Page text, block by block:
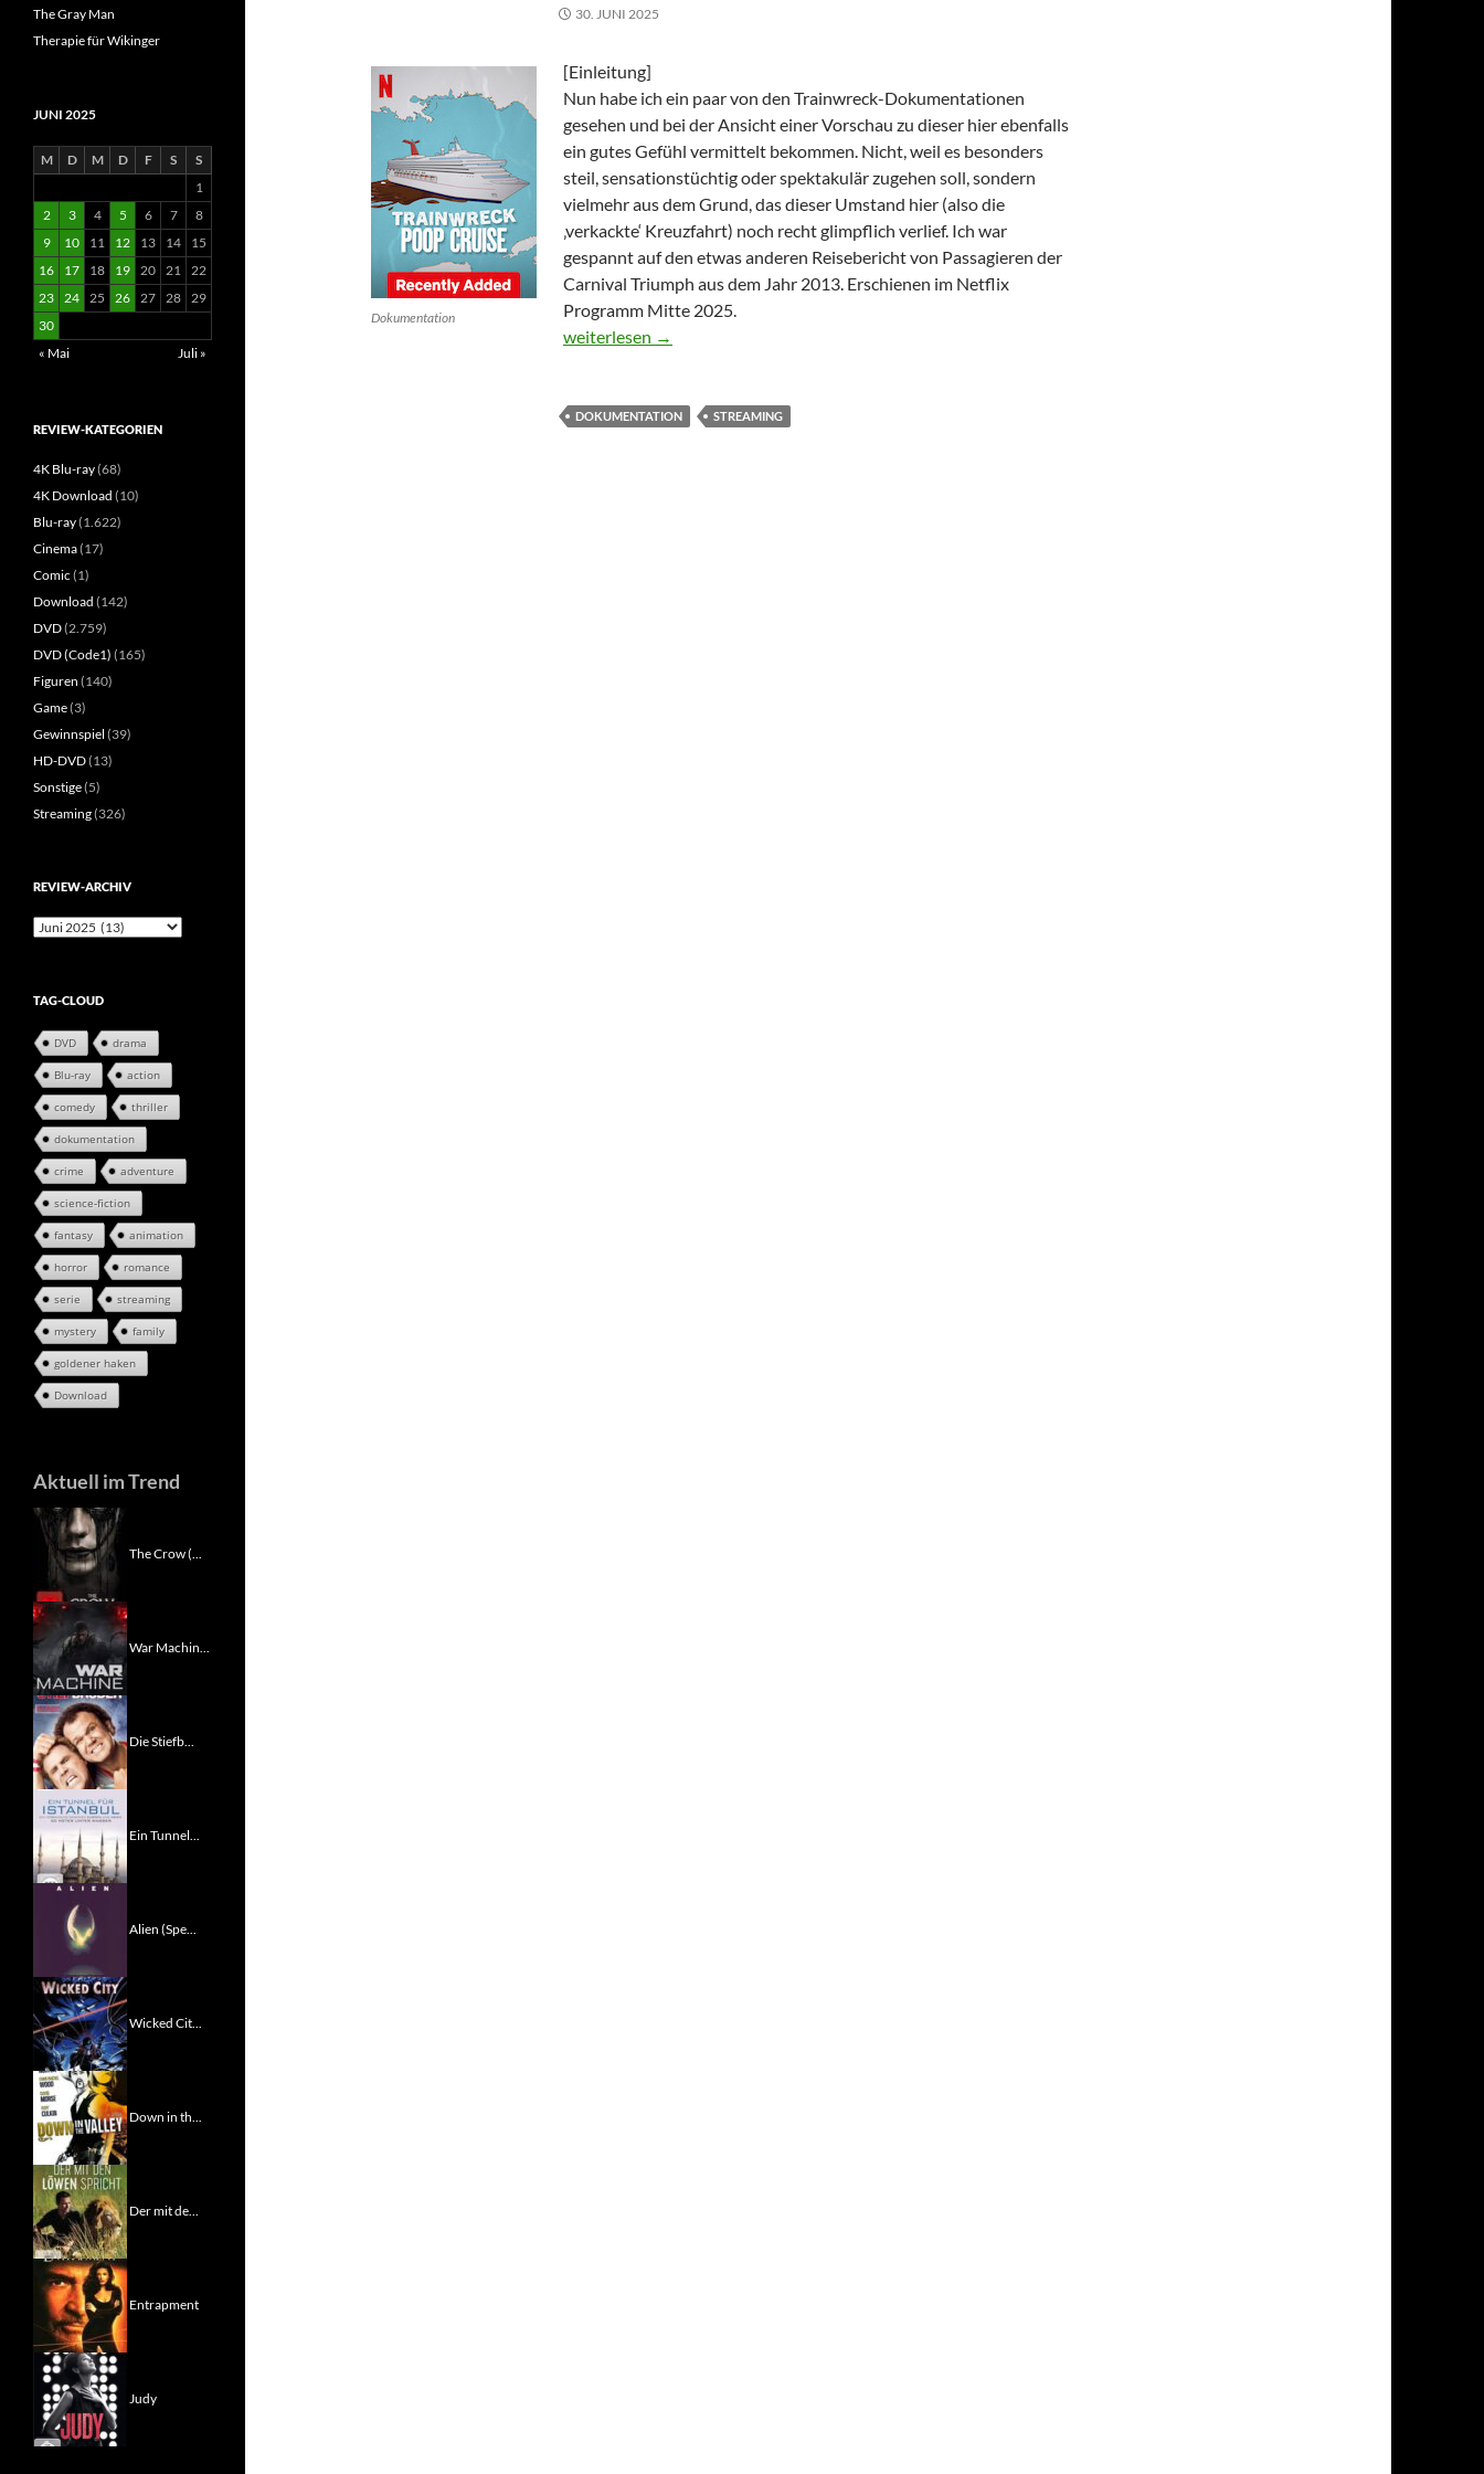
30. JUNI 2025
Dokumentation
[Einleitung]
Nun habe ich ein paar von den Trainwreck-Dokumentationen
gesehen und bei der Ansicht einer Vorschau zu dieser hier ebenfalls
ein gutes Gefühl vermittelt bekommen. Nicht, weil es besonders
steil, sensationstüchtig oder spektakulär zugehen soll, sondern
vielmehr aus dem Grund, das dieser Umstand hier (also die
‚verkackte‘ Kreuzfahrt) noch recht glimpflich verlief. Ich war
gespannt auf den etwas anderen Reisebericht von Passagieren der
Carnival Triumph aus dem Jahr 2013. Erschienen im Netflix
Programm Mitte 2025.
Trainwreck: Poop Cruise
weiterlesen →
DOKUMENTATION STREAMING
The Gray Man
Therapie für Wikinger
JUNI 2025
M D M D F S
S
1
2
3 4 5 6 7
8
9
10 11 12 13 14
15
16
17 18 19 20 21 22
23 24 25 26 27 28 29
30
« Mai
Juli »
REVIEW-KATEGORIEN
4K Blu-ray(68)
4K Download (10)
Blu-ray(1.622)
Cinema(17)
Comic (1)
Download (142)
DVD(2.759)
DVD (Code1) (165)
Figuren (140)
Game(3)
Gewinnspiel (39)
HD-DVD(13)
Sonstige(5)
Streaming(326)
REVIEW-ARCHIV
Review-
TAG-CLOUD
DVD drama
Blu-ray action
comedy thriller
dokumentation
crime adventure
science-fiction
fantasy animation
horror romance
serie streaming
mystery family
goldener haken
Download
Aktuell im Trend
The Crow (...
War Machin...
Die Stiefb...
Ein Tunnel...
Alien (Spe...
Wicked Cit...
Down in th...
Der mit de...
Entrapment
Judy